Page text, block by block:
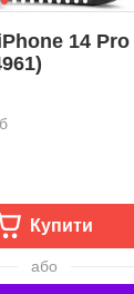
14
Купити
або